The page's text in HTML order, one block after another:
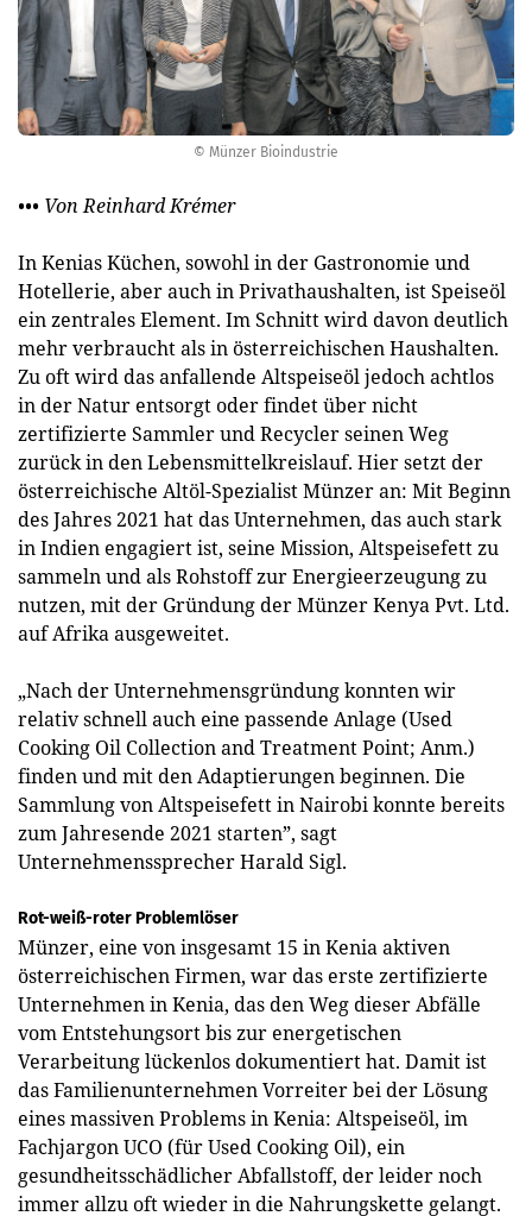
© Münzer Bioindustrie
••• Von Reinhard Krémer
In Kenias Küchen, sowohl in der Gastronomie und
Hotellerie, aber auch in Privathaushalten, ist Speiseöl
ein zentrales Element. Im Schnitt wird davon deutlich
mehr verbraucht als in österreichischen Haushalten.
Zu oft wird das anfallende Altspeiseöl jedoch achtlos
in der Natur entsorgt oder findet über nicht
zertifizierte Sammler und Recycler seinen Weg
zurück in den Lebensmittelkreislauf. Hier setzt der
österreichische Altöl-Spezialist Münzer an: Mit Beginn
des Jahres 2021 hat das Unternehmen, das auch stark
in Indien engagiert ist, seine Mission, Altspeisefett zu
sammeln und als Rohstoff zur Energieerzeugung zu
nutzen, mit der Gründung der Münzer Kenya Pvt. Ltd.
auf Afrika ausgeweitet.
„Nach der Unternehmensgründung konnten wir
relativ schnell auch eine passende Anlage (Used
Cooking Oil Collection and Treatment Point; Anm.)
finden und mit den Adaptierungen beginnen. Die
Sammlung von Altspeisefett in Nairobi konnte bereits
zum Jahresende 2021 starten”, sagt
Unternehmenssprecher Harald Sigl.
Rot-weiß-roter Problemlöser
Münzer, eine von insgesamt 15 in Kenia aktiven
österreichischen Firmen, war das erste zertifizierte
Unternehmen in Kenia, das den Weg dieser Abfälle
vom Entstehungsort bis zur energetischen
Verarbeitung lückenlos dokumentiert hat. Damit ist
das Familienunternehmen Vorreiter bei der Lösung
eines massiven Problems in Kenia: Altspeiseöl, im
Fachjargon UCO (für Used Cooking Oil), ein
gesundheitsschädlicher Abfallstoff, der leider noch
immer allzu oft wieder in die Nahrungskette gelangt.